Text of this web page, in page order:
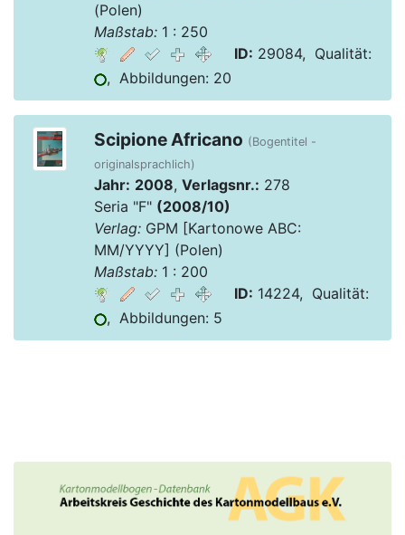
(Polen)
Maßstab:1 : 250
ID: 29084, Qualität:
, Abbildungen: 20
Scipione Africano (Bogentitel -
originalsprachlich)
Jahr: 2008, Verlagsnr.: 278
Seria "F" (2008/10)
Verlag:GPM [Kartonowe ABC:
MM/YYYY] (Polen)
Maßstab:1 : 200
ID: 14224, Qualität:
, Abbildungen: 5